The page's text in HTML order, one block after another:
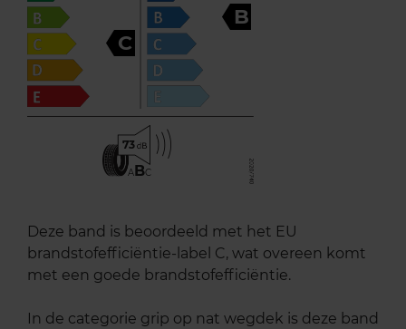
C
B
73
ABC
Deze band is beoordeeld met het EU
brandstofefficiëntie-label C, wat overeen komt
met een goede brandstofefficiëntie.
In de categorie grip op nat wegdek is deze band